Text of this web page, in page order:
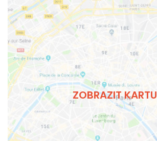
ZOBRAZIT KARTU